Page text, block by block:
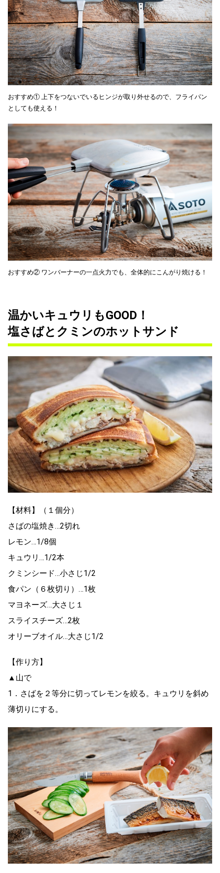
おすすめ① 上下をつないでいるヒンジが取り外せるので、フライパン
としても使える！
おすすめ② ワンバーナーの一点火力でも、全体的にこんがり焼ける！
温かいキュウリもGOOD！
塩さばとクミンのホットサンド
【材料】（１個分）
さばの塩焼き…2切れ
レモン…1/8個
キュウリ…1/2本
クミンシード…小さじ1/2
食パン（６枚切り）…1枚
マヨネーズ…大さじ１
スライスチーズ…2枚
オリーブオイル…大さじ1/2
【作り方】
▲山で
1．さばを２等分に切ってレモンを絞る。キュウリを斜め
薄切りにする。